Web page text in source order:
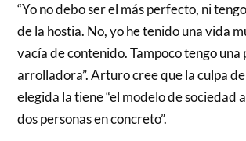
“Yo no debo ser el más perfecto, ni
de la hostia. No, yo he tenido una vida
vacía de contenido. Tampoco tengo
arrolladora”. Arturo cree que la culpa
elegida la tiene “el modelo de sociedad
dos personas en concreto”.